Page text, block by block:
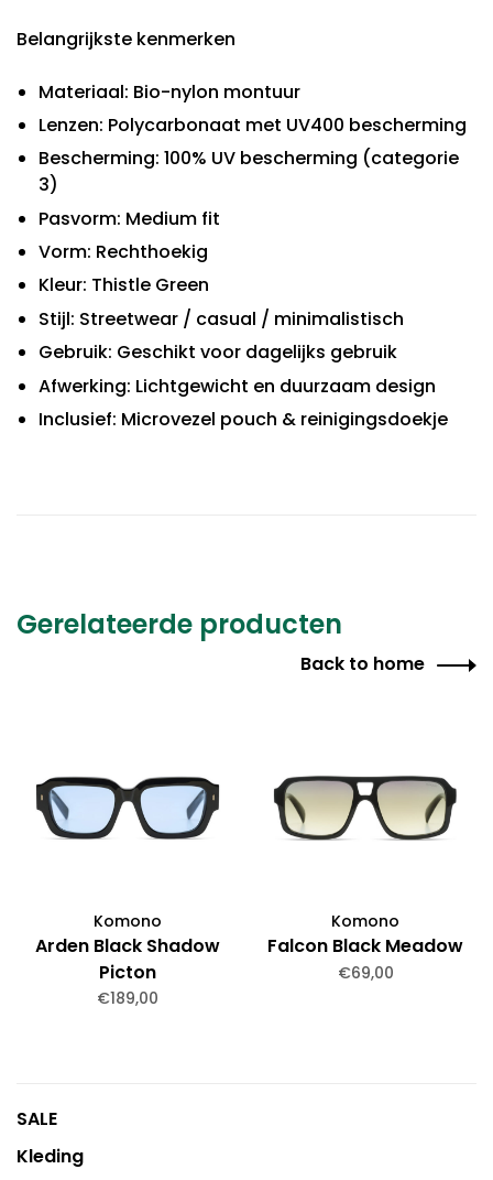
Belangrijkste kenmerken
Materiaal: Bio-nylon montuur
Lenzen: Polycarbonaat met UV400 bescherming
Bescherming: 100% UV bescherming (categorie
3)
Pasvorm: Medium fit
Vorm: Rechthoekig
Kleur: Thistle Green
Stijl: Streetwear / casual / minimalistisch
Gebruik: Geschikt voor dagelijks gebruik
Afwerking: Lichtgewicht en duurzaam design
Inclusief: Microvezel pouch & reinigingsdoekje
Gerelateerde producten
Back to home
Komono
Arden Black Shadow
Picton
€189,00
Komono
Falcon Black Meadow
€69,00
SALE
Kleding